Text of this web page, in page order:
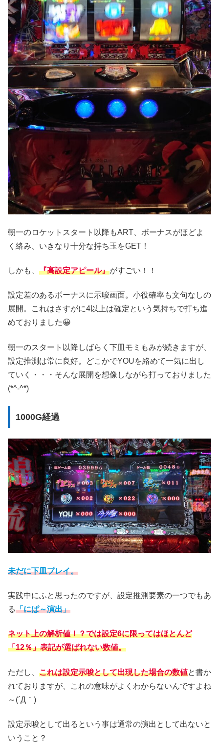
朝一のロケットスタート以降もART、ボーナスがほどよ
く絡み、いきなり十分な持ち玉をGET！
しかも、 『高設定アピール』がすごい！！
設定差のあるボーナスに示唆画面。小役確率も文句なしの
展開。これはさすがに4以上は確定という気持ちで打ち進
めておりました😀
朝一のスタート以降しばらく下皿モミもみが続きますが、
設定推測は常に良好。どこかでYOUを絡めて一気に出し
ていく・・・そんな展開を想像しながら打っておりました
(*^-^*)
1000G経過
未だに下皿プレイ。
実践中にふと思ったのですが、設定推測要素の一つでもあ
る「にぱ～演出」
ネット上の解析値！？では設定6に限ってはほとんど
「12％」表記が選ばれない数値。
ただし、 これは設定示唆として出現した場合の数値と書か
れておりますが、これの意味がよくわからないんですよね
～(´Д｀)
設定示唆として出るという事は通常の演出として出ないと
いうこと？